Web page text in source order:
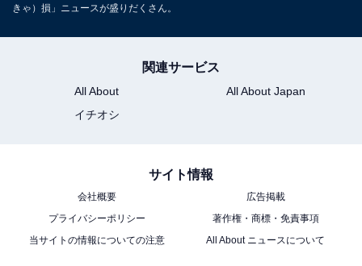
きゃ）損」ニュースが盛りだくさん。
関連サービス
All About
All About Japan
イチオシ
サイト情報
会社概要
広告掲載
プライバシーポリシー
著作権・商標・免責事項
当サイトの情報についての注意
All About ニュースについて